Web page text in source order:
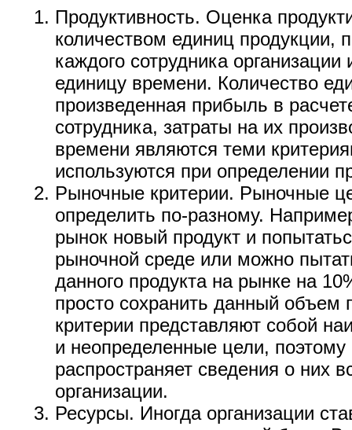
Продуктивность. Оценка
количеством единиц продукции,
каждого сотрудника организации
единицу времени. Количество
произведенная прибыль в
сотрудника, затраты на их
времени являются теми
используются при определении
Рыночные критерии. Рыночные
определить по-разному.
рынок новый продукт и
рыночной среде или можно
данного продукта на рынке на
просто сохранить данный
критерии представляют собой
и неопределенные цели, поэтому
распространяет сведения о них
организации.
Ресурсы. Иногда организации